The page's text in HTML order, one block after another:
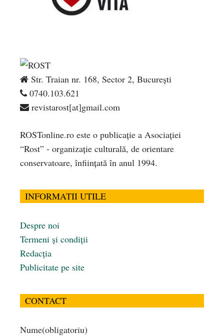
Str. Traian nr. 168, Sector 2, București
0740.103.621
revistarost[at]gmail.com
ROSTonline.ro este o publicaţie a Asociaţiei
“Rost” - organizaţie culturală, de orientare
conservatoare, înfiinţată în anul 1994.
INFORMATII UTILE
Despre noi
Termeni și condiții
Redacția
Publicitate pe site
CONTACT
Nume(obligatoriu)